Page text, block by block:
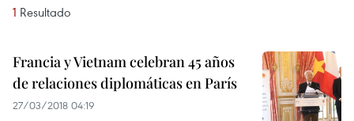
1 Resultado
Francia y Vietnam celebran 45 años
de relaciones diplomáticas en París
27/03/2018 04:19